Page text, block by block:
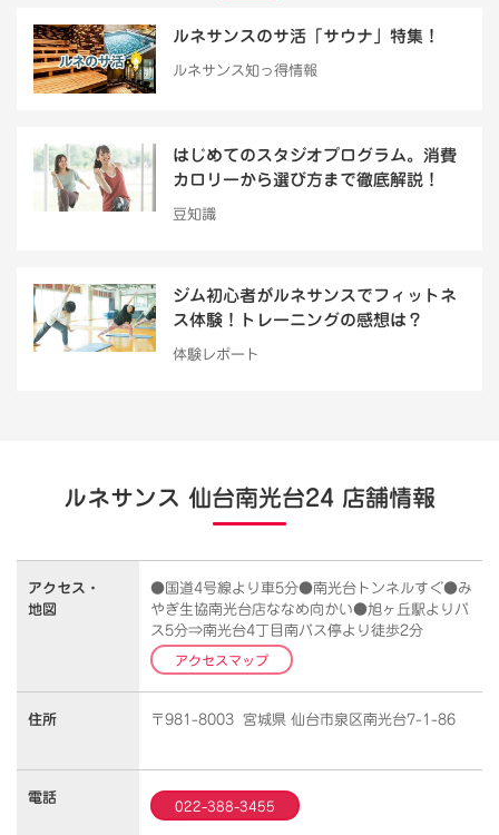
ルネサンスのサ活「サウナ」特集！
ルネサンス知っ得情報
はじめてのスタジオプログラム。消費
カロリーから選び方まで徹底解説！
豆知識
ジム初心者がルネサンスでフィットネ
ス体験！トレーニングの感想は？
体験レポート
ルネサンス 仙台南光台24 店舗情報
アクセス・
地図
●国道4号線より車5分●南光台トンネルすぐ●み
やぎ生協南光台店ななめ向かい●旭ヶ丘駅よりバ
ス5分⇒南光台4丁目南バス停より徒歩2分
アクセスマップ
住所 〒981-8003 宮城県 仙台市泉区南光台7-1-86
電話
022-388-3455